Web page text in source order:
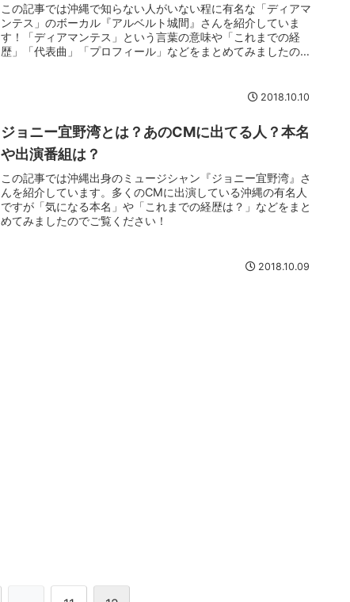
この記事では沖縄で知らない人がいない程に有名な「ディアマ
ンテス」のボーカル『アルベルト城間』さんを紹介していま
す！「ディアマンテス」という言葉の意味や「これまでの経
歴」「代表曲」「プロフィール」などをまとめてみましたの
2018.10.10
ジョニー宜野湾とは？あのCMに出てる人？本名
や出演番組は？
この記事では沖縄出身のミュージシャン『ジョニー宜野湾』さ
んを紹介しています。多くのCMに出演している沖縄の有名人
ですが「気になる本名」や「これまでの経歴は？」などをまと
めてみましたのでご覧ください！
2018.10.09